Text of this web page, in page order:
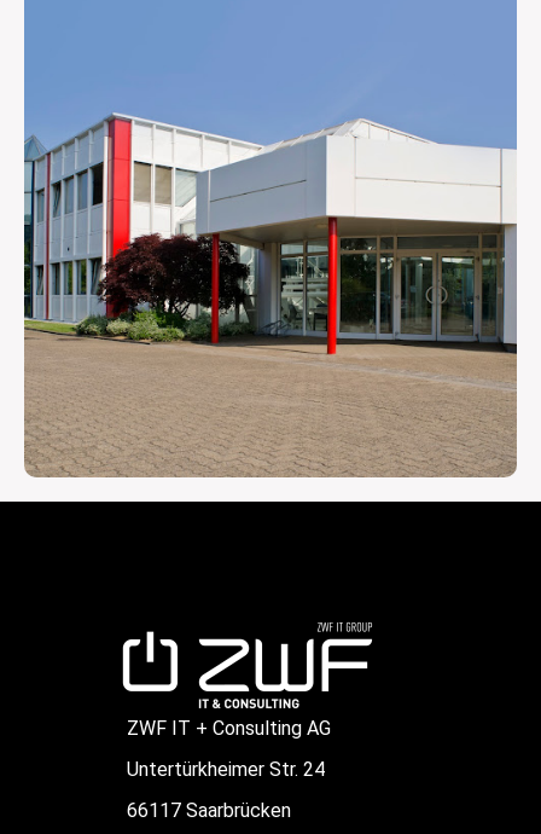
ZWF IT + Consulting AG
Untertürkheimer Str. 24
66117 Saarbrücken